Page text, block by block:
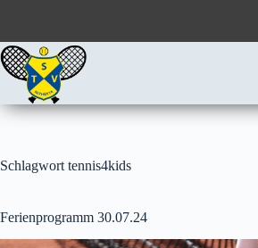
springen
Schlagwort tennis4kids
Ferienprogramm 30.07.24